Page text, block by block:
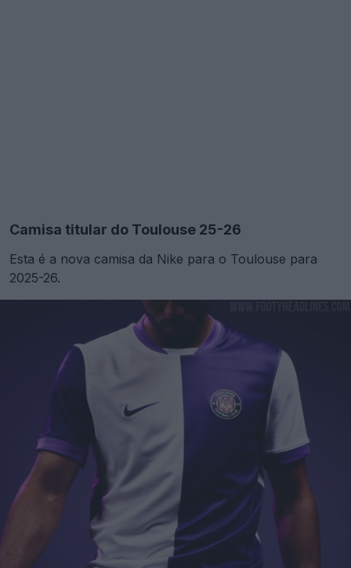
Camisa titular do Toulouse 25-26
Esta é a nova camisa da Nike para o Toulouse para
2025-26.